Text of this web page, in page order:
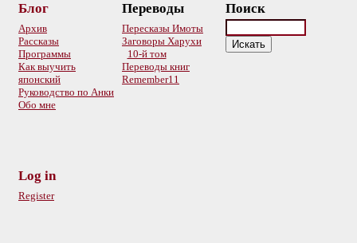
Блог
Архив
Рассказы
Программы
Как выучить
японский
Руководство по Анки
Обо мне
Переводы
Пересказы Имоты
Заговоры Харухи
10-й том
Переводы книг
Remember11
Поиск
Log in
Register